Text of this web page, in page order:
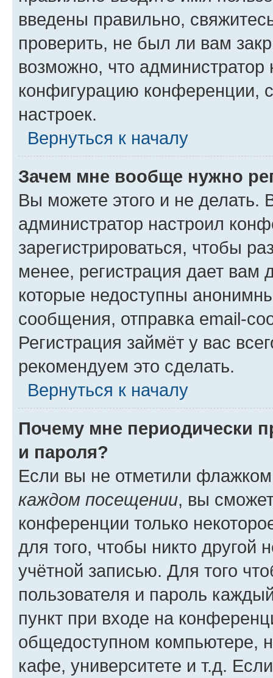
введены правильно,
проверить, не был ли вам
возможно, что администратор
конфигурацию конференции,
настроек.
Вернуться к началу
Зачем мне вообще нужно
Вы можете этого и не делать.
администратор настроил
зарегистрироваться, чтобы
менее, регистрация дает вам
которые недоступны
сообщения, отправка email-
Регистрация займёт у вас
рекомендуем это сделать.
Вернуться к началу
Почему мне периодически
и пароля?
Если вы не отметили
каждом посещении, вы
конференции только
для того, чтобы никто другой
учётной записью. Для того
пользователя и пароль
пункт при входе на
общедоступном компьютере,
кафе, университете и т.д.